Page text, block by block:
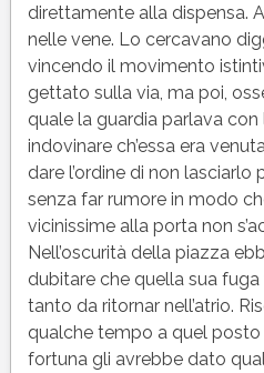
direttamente alla dispensa.
nelle vene. Lo cercavano
vincendo il movimento
gettato sulla via, ma poi,
quale la guardia parlava con
indovinare ch’essa era
dare l’ordine di non lasciarlo
senza far rumore in modo
vicinissime alla porta non
Nell’oscurità della piazza
dubitare che quella sua
tanto da ritornar nell’atrio.
qualche tempo a quel
fortuna gli avrebbe dato